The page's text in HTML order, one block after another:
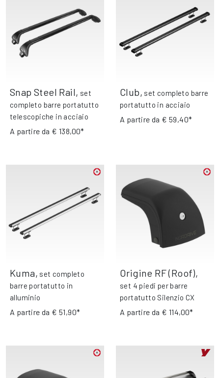
Snap Steel Rail, set
completo barre portatutto
telescopiche in acciaio
A partire da € 138,00*
Club, set completo barre
portatutto in acciaio
A partire da € 59,40*
Kuma, set completo
barre portatutto in
alluminio
A partire da € 51,90*
Origine RF (Roof),
set 4 piedi per barre
portatutto Silenzio CX
A partire da € 114,00*